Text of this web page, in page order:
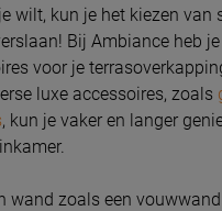
wilt, kun je het kiezen van
Bij Ambiance heb
voor je
luxe accessoires, zoals
, kun je vaker en langer
wand zoals een